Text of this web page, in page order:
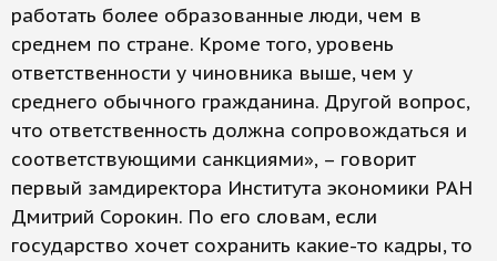
работать более образованные люди, чем в
среднем по стране. Кроме того, уровень
ответственности у чиновника выше, чем у
среднего обычного гражданина. Другой вопрос,
что ответственность должна сопровождаться и
соответствующими санкциями», – говорит
первый замдиректора Института экономики РАН
Дмитрий Сорокин. По его словам, если
государство хочет сохранить какие-то кадры, то